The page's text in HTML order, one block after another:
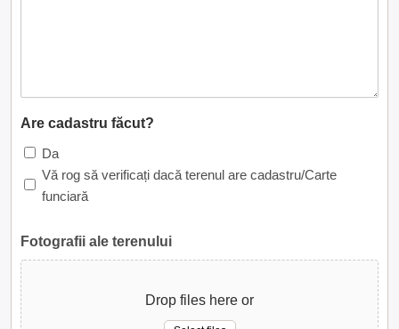
Are cadastru făcut?
Da
Vă rog să verificați dacă terenul are cadastru/Carte
funciară
Fotografii ale terenului
Drop files here or